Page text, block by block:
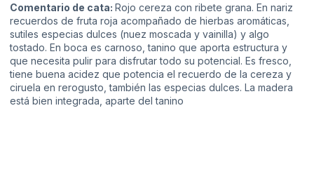
Comentario de cata: Rojo cereza con ribete grana. En nariz
recuerdos de fruta roja acompañado de hierbas aromáticas,
sutiles especias dulces (nuez moscada y vainilla) y algo
tostado. En boca es carnoso, tanino que aporta estructura y
que necesita pulir para disfrutar todo su potencial. Es fresco,
tiene buena acidez que potencia el recuerdo de la cereza y
ciruela en rerogusto, también las especias dulces. La madera
está bien integrada, aparte del tanino